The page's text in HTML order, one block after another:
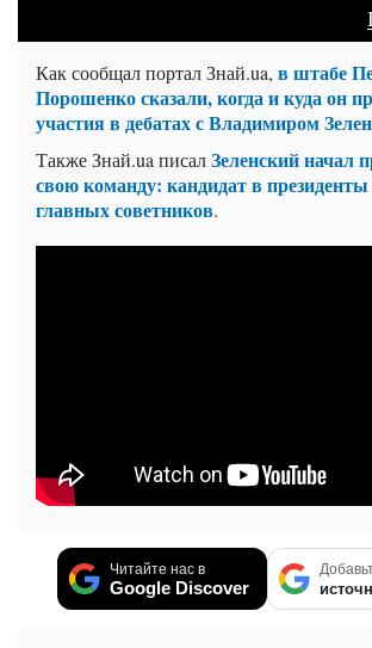
Как сообщал порталЗнай.ua, в штабе
Порошенко сказали, когда и куда он
участия в дебатах с Владимиром
ТакжеЗнай.ua писалЗеленский начал
свою команду: кандидат в президенты
главных советников.
Читайте нас в
Google Discover